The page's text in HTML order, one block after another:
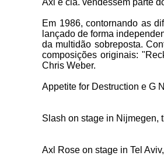
Axl e cia. vendessem parte
Em 1986,contornando as
lançado de forma
da multidão sobreposta.
composições originais:
Chris Weber.
Appetite for Destruction e G
Slash on stage in Nijmegen,
Axl Rose on stage in Tel